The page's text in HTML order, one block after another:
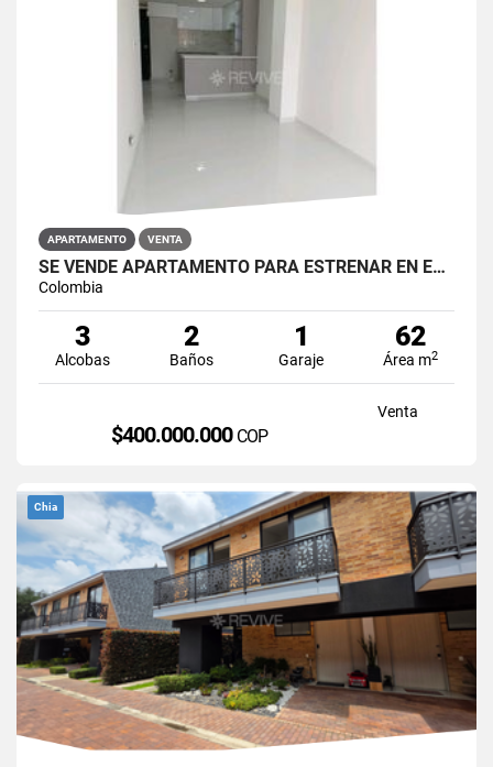
APARTAMENTO VENTA
SE VENDE APARTAMENTO PARA ESTRENAR EN EL BARRIO RESTREPO
Colombia
3
Alcobas
2
Baños
1
Garaje
62
Área m2
Venta
$400.000.000 COP
Chia